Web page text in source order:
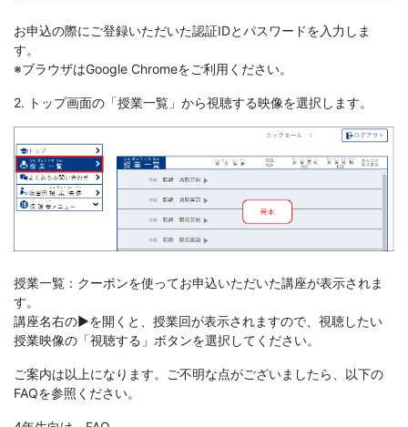
お申込の際にご登録いただいた認証IDとパスワードを入力しま
す。
※ブラウザはGoogle Chromeをご利用ください。
2. トップ画面の「授業一覧」から視聴する映像を選択します。
授業一覧：クーポンを使ってお申込いただいた講座が表示されま
す。
講座名右の►を開くと、授業回が表示されますので、視聴したい
授業映像の「視聴する」ボタンを選択してください。
ご案内は以上になります。ご不明な点がございましたら、以下の
FAQを参照ください。